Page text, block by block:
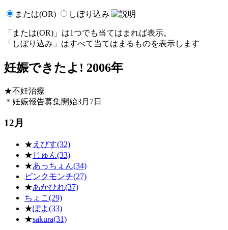
または(OR) しぼり込み
「または(OR)」は1つでも当てはまれば表示。
「しぼり込み」はすべて当てはまるものを表示します
妊娠できたよ! 2006年
★不妊治療
＊妊娠報告募集開始3月7日
12月
★ えびす(32)
★ じゅん(33)
★あっちょん(34)
ピンクモンチ(27)
★あかひれ(37)
ちょこ(29)
★ぽよ(33)
★sakura(31)